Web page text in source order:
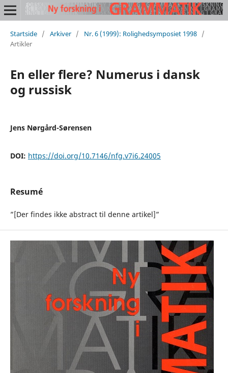
Startside / Arkiver / Nr. 6 (1999): Rolighedsymposiet 1998 /
Artikler
En eller flere? Numerus i dansk
og russisk
Jens Nørgård-Sørensen
DOI: https://doi.org/10.7146/nfg.v7i6.24005
Resumé
”[Der findes ikke abstract til denne artikel]”